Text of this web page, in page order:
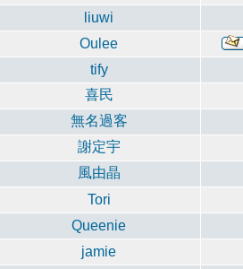
liuwi
Oulee
tify
喜民
無名過客
謝定宇
風由晶
Tori
Queenie
jamie